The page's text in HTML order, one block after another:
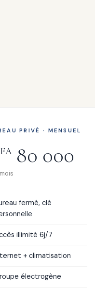
PRIVÉ · MENSUEL
80 000
fermé, clé
illimité 6j/7
+ climatisation
électrogène